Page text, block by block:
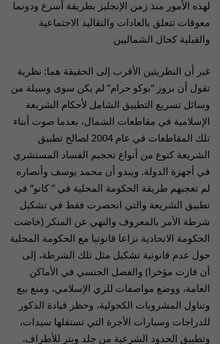
لهذه الأمور منذ زمن الإنجليز بطريقة أسرع ودونما
معوقات تتعلق بالعادات والتقاليد الاجتماعية
والقبلية كحال الشماليين
غير أن النظريتين الأقرب إلى الحقيقة هما: نظرية
تقول أن بروز “بوكو حرام” لم يكن سوى وسيلة من
وسائل تسريع التطبيق الشامل لأحكام الشريعة
الإسلامية في مقاطعات الشمال، بعدما صوت أبناء
تلك المقاطعات في عام 2004 لصالح تطبيق
الشريعة كنوع من أنواع تحجيم الفساد المستشري
في أجهزة الدولة. ويبدو أن محمد يوسف وأنصاره
لم تعجبهم طريقة الحكومة المحلية في ” كانو” في
تطبيق الشريعة والتي انحصرت فقط في تشكيل
شرطة الأمر بالمعروف والنهي عن المنكر (خاضت
الحكومة الاتحادية نزاعا قانونيا مع الحكومة المحلية
حول عدم قانونية تشكيل مثل تلك الشرطة، إلى
أن فازت مؤخرا) والفصل الجنسي في الأماكن
العامة، ووضع مواصفات للزي الإسلامي، ومنع بيع
وتناول المشروبات الكحولية، وحظر قيادة الذكور
للدراجات وسيارات الأجرة التي تستقلها سيدات،
وتطبيق الحدود الشرعية من جلد وبتر للأطراف.